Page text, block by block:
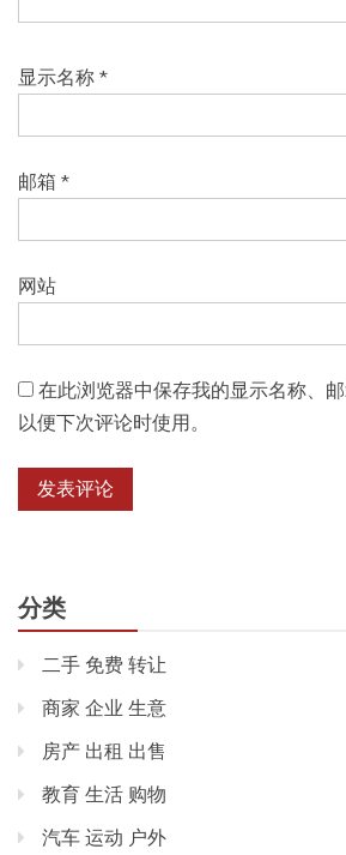
显示名称 *
邮箱 *
网站
在此浏览器中保存我的显示名称、
以便下次评论时使用。
分类
二手 免费 转让
商家 企业 生意
房产 出租 出售
教育 生活 购物
汽车 运动 户外